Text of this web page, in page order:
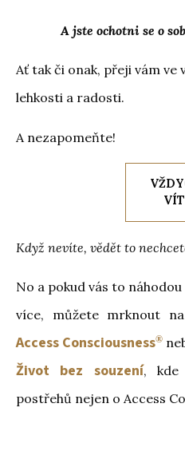
A jste ochotni se o
Ať tak či onak, přeji vám ve
lehkosti a radosti.
A nezapomeňte!
Když nevíte, vědět to
No a pokud vás to
více, můžete mrknout na
Access Consciousness®
Život bez souzení, kde
postřehů nejen o Access